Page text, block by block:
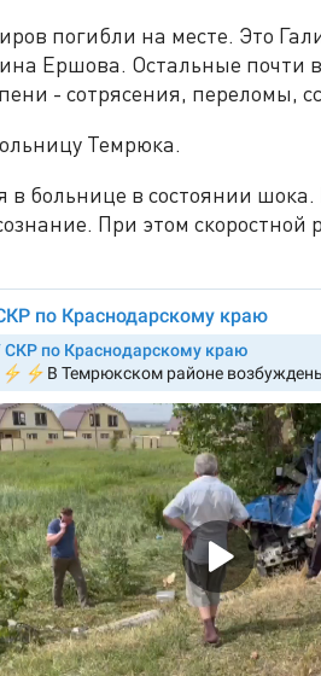
погибли на месте. Это
Ершова. Остальные почти
- сотрясения, переломы,
Темрюка.
в больнице в состоянии
При этом